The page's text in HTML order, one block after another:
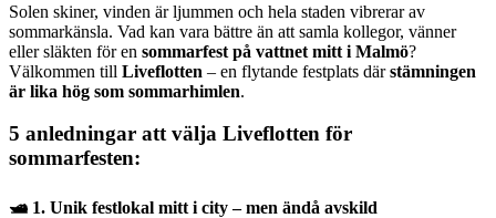
Solen skiner, vinden är ljummen och hela staden vibrerar av
sommarkänsla. Vad kan vara bättre än att samla kollegor, vänner
eller släkten för en sommarfest på vattnet mitt i Malmö?
Välkommen till Liveflotten – en flytande festplats därstämningen
är lika hög som sommarhimlen.
5 anledningar att välja Liveflotten för
sommarfesten:
🛥️ 1. Unik festlokal mitt i city – men ändå avskild